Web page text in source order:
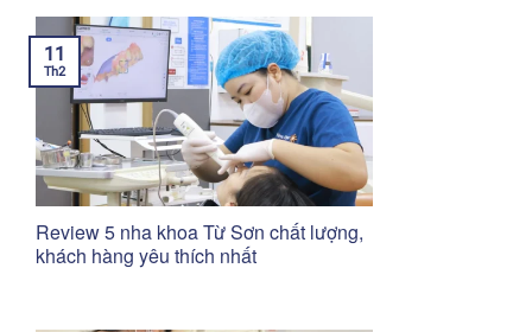
Review 5 nha khoa Từ Sơn chất lượng,
khách hàng yêu thích nhất
11
Th2